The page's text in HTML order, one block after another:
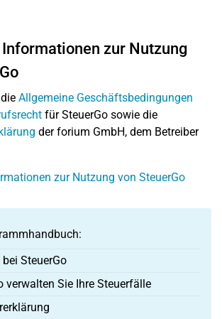
zur Nutzung
Allgemeine Geschäftsbedingungen
für SteuerGo sowie die
der forium GmbH, dem Betreiber
zur Nutzung von SteuerGo
SteuerGo
verwalten Sie Ihre Steuerfälle